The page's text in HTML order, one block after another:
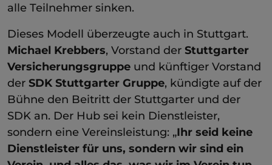
alle Teilnehmer sinken.
Dieses Modell überzeugte auch in Stuttgart.
Michael Krebbers, Vorstand der Stuttgarter
Versicherungsgruppe und künftiger Vorstand
der SDK Stuttgarter Gruppe, kündigte auf der
Bühne den Beitritt der Stuttgarter und der
SDK an. Der Hub sei kein Dienstleister,
sondern eine Vereinsleistung: „Ihr seid keine
Dienstleister für uns, sondern wir sind ein